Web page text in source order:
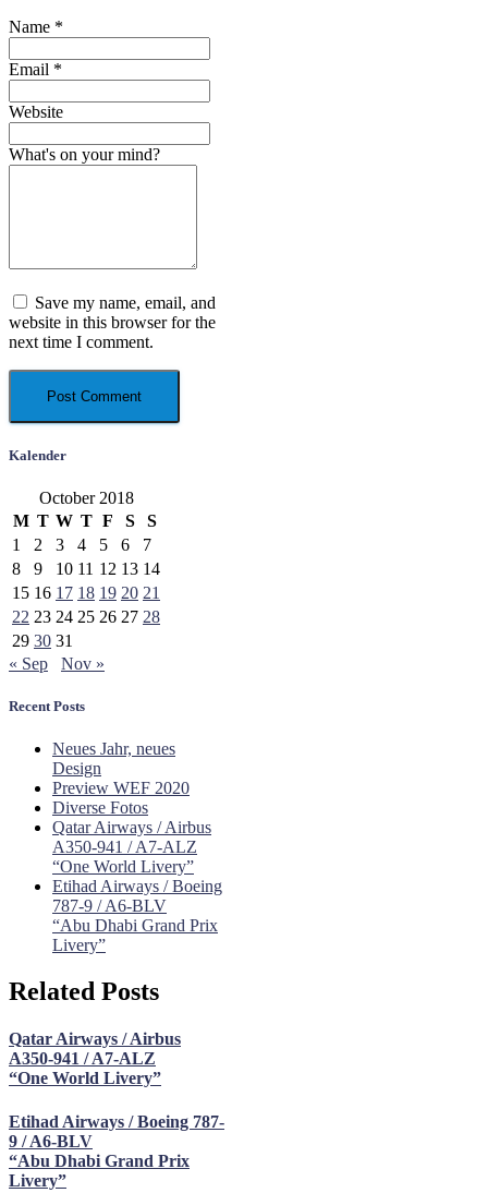
Name *
Email *
Website
What's on your mind?
Save my name, email, and
website in this browser for the
next time I comment.
Kalender
October 2018
M T W T F S
S
1
2 3 4 5 6
7
8
9 10 11 12 13 14
15 16 17 18 19 20 21
22 23 24 25 26 27 28
29 30 31
« Sep
Nov »
Recent Posts
Neues Jahr, neues
Design
Preview WEF 2020
Diverse Fotos
Qatar Airways / Airbus
A350-941 / A7-ALZ
“One World Livery”
Etihad Airways / Boeing
787-9 / A6-BLV
“Abu Dhabi Grand Prix
Livery”
Related Posts
Qatar Airways / Airbus
A350-941 / A7-ALZ
“One World Livery”
Etihad Airways / Boeing 787-
9 / A6-BLV
“Abu Dhabi Grand Prix
Livery”